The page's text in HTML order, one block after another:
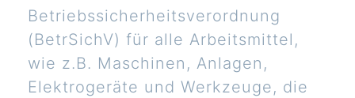
Betriebssicherheitsverordnung
(BetrSichV) für alle Arbeitsmittel,
wie z.B. Maschinen, Anlagen,
Elektrogeräte und Werkzeuge, die